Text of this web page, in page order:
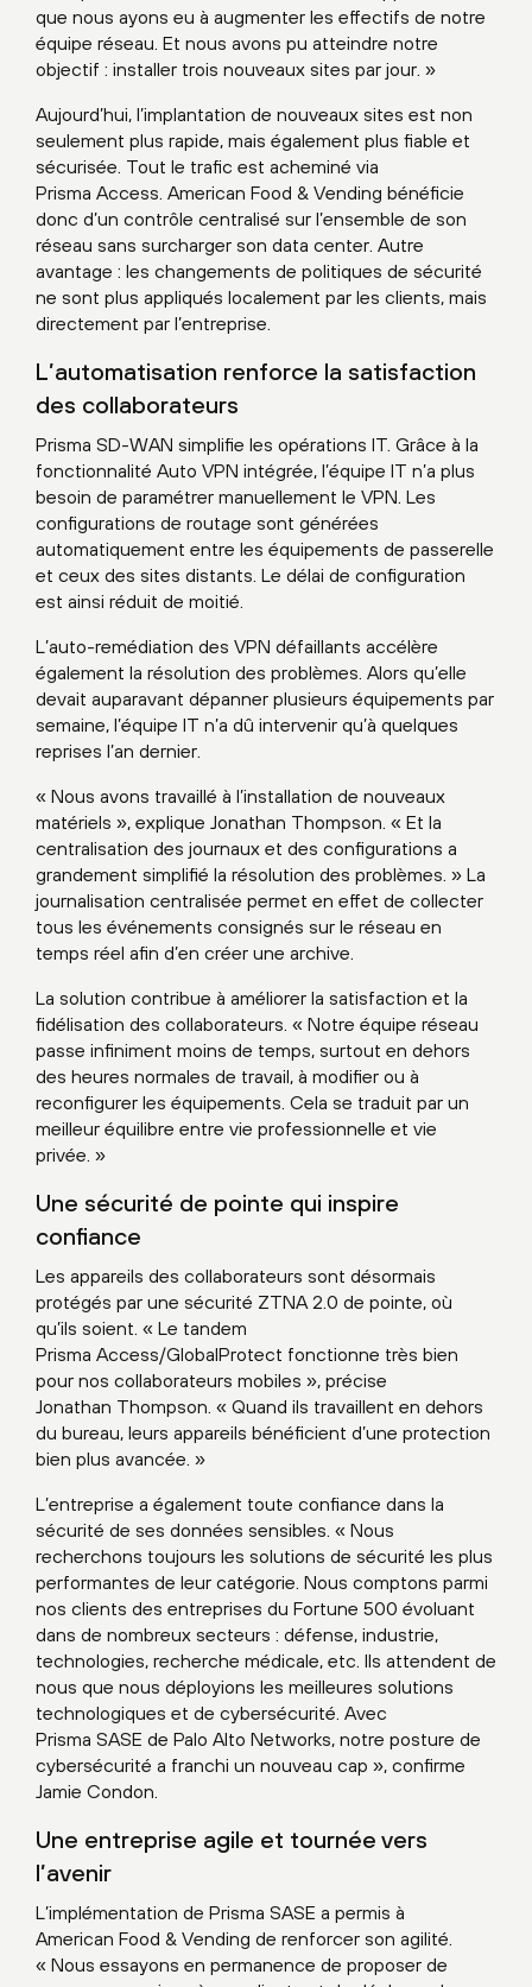
que nous ayons eu à augmenter les effectifs de notre
équipe réseau. Et nous avons pu atteindre notre
objectif : installer trois nouveaux sites par jour. »
Aujourd’hui, l’implantation de nouveaux sites est non
seulement plus rapide, mais également plus fiable et
sécurisée. Tout le trafic est acheminé via
Prisma Access. American Food & Vending bénéficie
donc d’un contrôle centralisé sur l’ensemble de son
réseau sans surcharger son data center. Autre
avantage : les changements de politiques de sécurité
ne sont plus appliqués localement par les clients, mais
directement par l’entreprise.
L’automatisation renforce la satisfaction
des collaborateurs
Prisma SD-WAN simplifie les opérations IT. Grâce à la
fonctionnalité Auto VPN intégrée, l’équipe IT n’a plus
besoin de paramétrer manuellement le VPN. Les
configurations de routage sont générées
automatiquement entre les équipements de passerelle
et ceux des sites distants. Le délai de configuration
est ainsi réduit de moitié.
L’auto-remédiation des VPN défaillants accélère
également la résolution des problèmes. Alors qu’elle
devait auparavant dépanner plusieurs équipements par
semaine, l’équipe IT n’a dû intervenir qu’à quelques
reprises l’an dernier.
« Nous avons travaillé à l’installation de nouveaux
matériels », explique Jonathan Thompson. « Et la
centralisation des journaux et des configurations a
grandement simplifié la résolution des problèmes. » La
journalisation centralisée permet en effet de collecter
tous les événements consignés sur le réseau en
temps réel afin d’en créer une archive.
La solution contribue à améliorer la satisfaction et la
fidélisation des collaborateurs. « Notre équipe réseau
passe infiniment moins de temps, surtout en dehors
des heures normales de travail, à modifier ou à
reconfigurer les équipements. Cela se traduit par un
meilleur équilibre entre vie professionnelle et vie
privée. »
Une sécurité de pointe qui inspire
confiance
Les appareils des collaborateurs sont désormais
protégés par une sécurité ZTNA 2.0 de pointe, où
qu’ils soient. « Le tandem
Prisma Access/GlobalProtect fonctionne très bien
pour nos collaborateurs mobiles », précise
Jonathan Thompson. « Quand ils travaillent en dehors
du bureau, leurs appareils bénéficient d’une protection
bien plus avancée. »
L’entreprise a également toute confiance dans la
sécurité de ses données sensibles. « Nous
recherchons toujours les solutions de sécurité les plus
performantes de leur catégorie. Nous comptons parmi
nos clients des entreprises du Fortune 500 évoluant
dans de nombreux secteurs : défense, industrie,
technologies, recherche médicale, etc. Ils attendent de
nous que nous déployions les meilleures solutions
technologiques et de cybersécurité. Avec
Prisma SASE de Palo Alto Networks, notre posture de
cybersécurité a franchi un nouveau cap », confirme
Jamie Condon.
Une entreprise agile et tournée vers
l’avenir
L’implémentation de Prisma SASE a permis à
American Food & Vending de renforcer son agilité.
« Nous essayons en permanence de proposer de